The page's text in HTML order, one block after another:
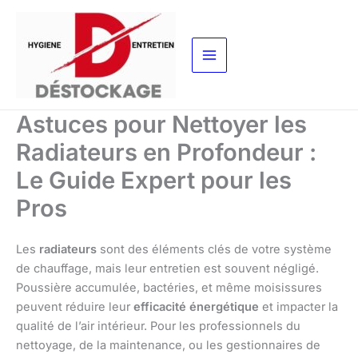
contenu
Astuces pour Nettoyer les
Radiateurs en Profondeur :
Le Guide Expert pour les
Pros
Les radiateurs sont des éléments clés de votre système
de chauffage, mais leur entretien est souvent négligé.
Poussière accumulée, bactéries, et même moisissures
peuvent réduire leur efficacité énergétique et impacter la
qualité de l’air intérieur. Pour les professionnels du
nettoyage, de la maintenance, ou les gestionnaires de